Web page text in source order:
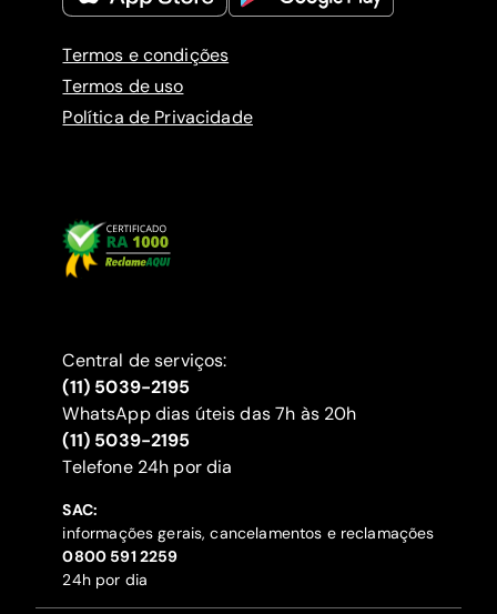
Termos e condições
Termos de uso
Política de Privacidade
Central de serviços:
(11) 5039-2195
WhatsApp dias úteis das 7h às 20h
(11) 5039-2195
‍Telefone 24h por dia
SAC:
informações gerais, cancelamentos e reclamações
‍0800 591 2259
24h por dia